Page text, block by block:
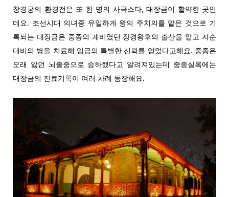
창경궁의 환경전은 또 한 명의 사극스타, 대장금이 활약한 곳인
데요. 조선시대 의녀중 유일하게 왕의 주치의를 맡은 것으로 기
록되는 대장금은 중종의 계비였던 장경왕후의 출산을 맡고 자순
대비의 병을 치료해 임금의 특별한 신뢰를 얻었다고해요. 중종은
오래 앓던 뇌졸중으로 승하했다고 알려져있는데 중종실록에는
대장금의 진료기록이 여러 차례 등장해요.